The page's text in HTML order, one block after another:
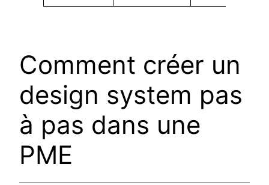
Comment créer un
design system pas
à pas dans une
PME